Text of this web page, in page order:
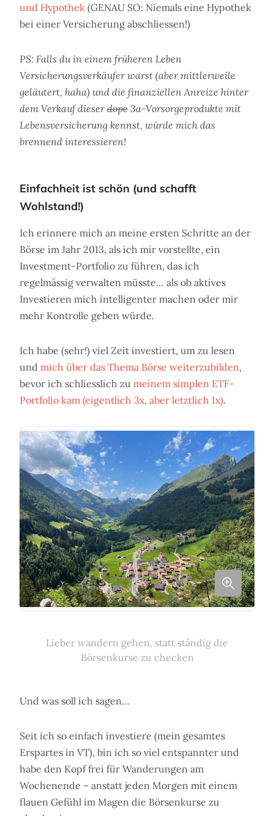
und Hypothek (GENAU SO: Niemals eine Hypothek
bei einer Versicherung abschliessen!)
PS: Falls du in einem früheren Leben
Versicherungsverkäufer warst (aber mittlerweile
geläutert, haha) und die finanziellen Anreize hinter
dem Verkauf dieserdope 3a-Vorsorgeprodukte mit
Lebensversicherung kennst, würde mich das
brennend interessieren!
Einfachheit ist schön (und schafft
Wohlstand!)
Ich erinnere mich an meine ersten Schritte an der
Börse im Jahr 2013, als ich mir vorstellte, ein
Investment-Portfolio zu führen, das ich
regelmässig verwalten müsste… als ob aktives
Investieren mich intelligenter machen oder mir
mehr Kontrolle geben würde.
Ich habe (sehr!) viel Zeit investiert, um zu lesen
und mich über das Thema Börse weiterzubilden,
bevor ich schliesslich zu meinem simplen ETF-
Portfolio kam (eigentlich 3x, aber letztlich 1x).
Lieber wandern gehen, statt ständig die
Börsenkurse zu checken
Und was soll ich sagen…
Seit ich so einfach investiere (mein gesamtes
Erspartes in VT), bin ich so viel entspannter und
habe den Kopf frei für Wanderungen am
Wochenende – anstatt jeden Morgen mit einem
flauen Gefühl im Magen die Börsenkurse zu